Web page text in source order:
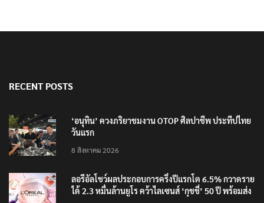
RECENT POSTS
‘อนุทิน’ ควงภริยาชมงาน OTOP ศิลปาชีพ ประทีปไทย
วันแรก
8 สิงหาคม 2026
ลอรีอัลโชว์ผลประกอบการครึ่งปีแรกโต 6.5% กวาดราย
ได้ 2.3 หมื่นล้านยูโร คว้าไลเซนส์ ‘กุชชี่’ 50 ปี พร้อมส่ง